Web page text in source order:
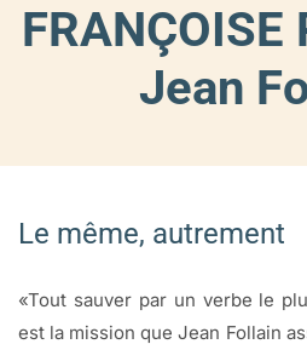
FRANÇOISE
Jean
Le même, autrement
«Tout sauver par un verbe le
est la mission que Jean Follain